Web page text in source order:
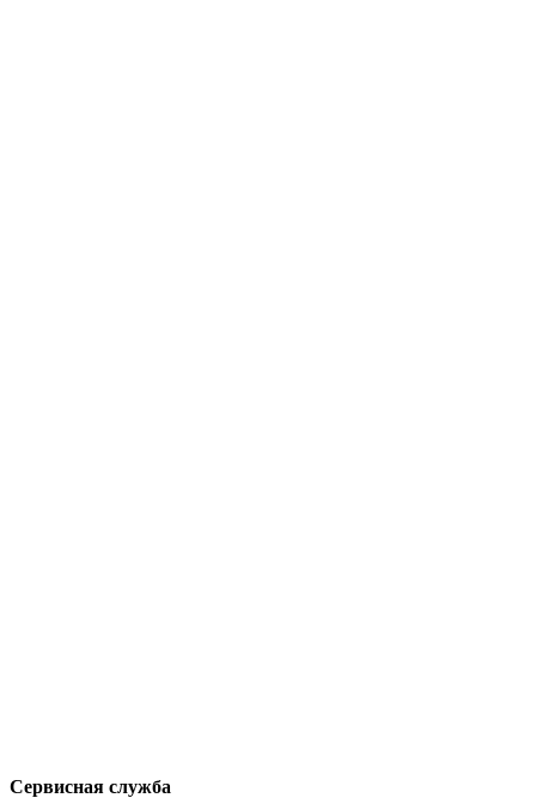
Сервисная служба